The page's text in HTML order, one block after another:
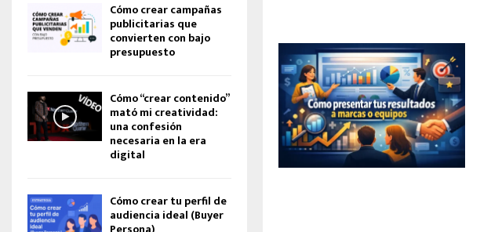
Cómo crear campañas
publicitarias que
convierten con bajo
presupuesto
Cómo “crear contenido”
mató mi creatividad:
una confesión
necesaria en la era
digital
Cómo crear tu perfil de
audiencia ideal (Buyer